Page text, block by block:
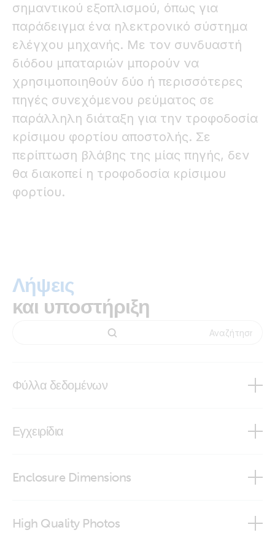
σημαντικού εξοπλισμού, όπως για
παράδειγμα ένα ηλεκτρονικό σύστημα
ελέγχου μηχανής. Με τον συνδυαστή
διόδου μπαταριών μπορούν να
χρησιμοποιηθούν δύο ή περισσότερες
πηγές συνεχόμενου ρεύματος σε
παράλληλη διάταξη για την τροφοδοσία
κρίσιμου φορτίου αποστολής. Σε
περίπτωση βλάβης της μίας πηγής, δεν
θα διακοπεί η τροφοδοσία κρίσιμου
φορτίου.
Λήψεις
και υποστήριξη
Φύλλα δεδομένων
Εγχειρίδια
Enclosure Dimensions
High Quality Photos